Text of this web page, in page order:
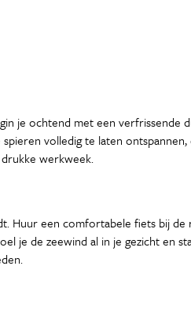
je ochtend met een verfrissende
volledig te laten
werkweek.
Huur een comfortabele fiets bij de
je de zeewind al in je gezicht en